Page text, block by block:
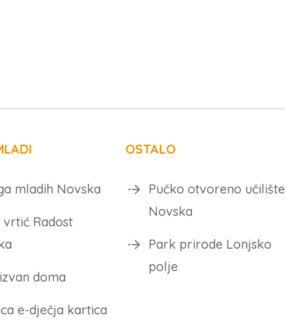
mladih Novska
vrtić Radost
doma
e-dječja kartica
OSTALO
Pučko otvoreno učilište
Novska
Park prirode Lonjsko
polje